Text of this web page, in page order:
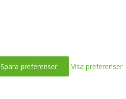
Spara preferenser Visa preferenser